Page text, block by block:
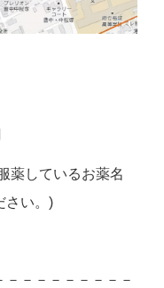
薬しているお薬名
さい。)
－－－－－－－－－